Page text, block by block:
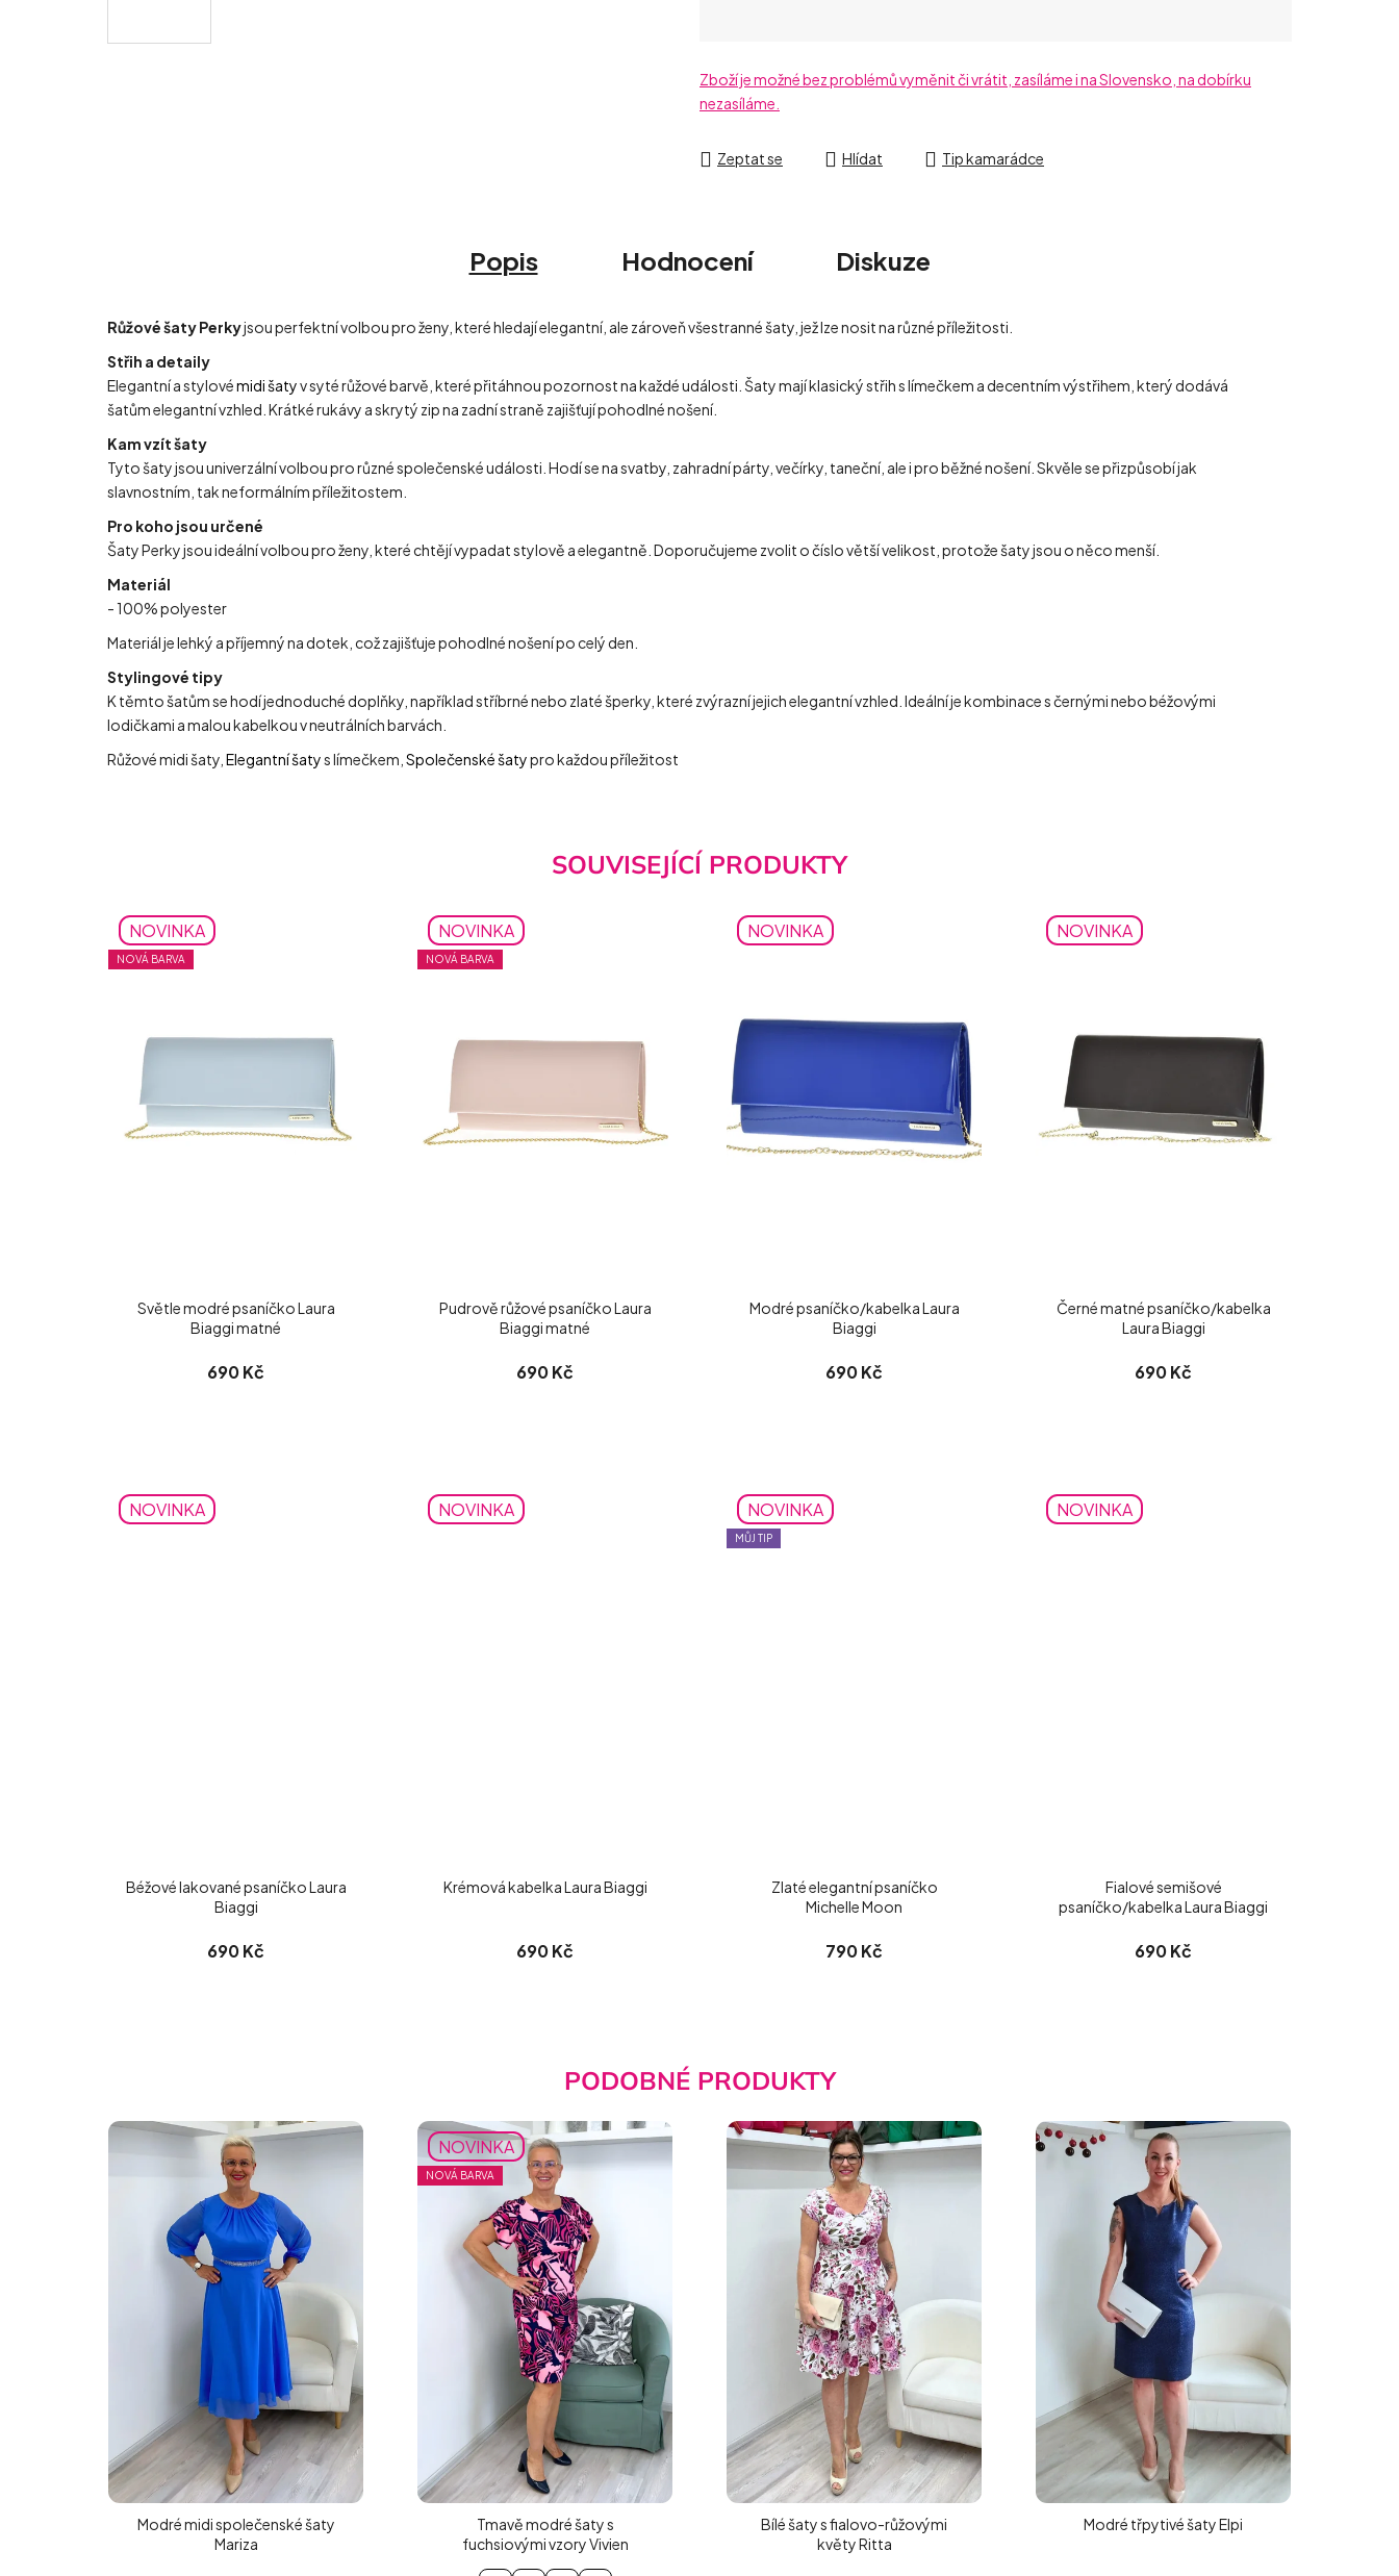
Zboží je možné bez problémů vyměnit či vrátit, zasíláme i na Slovensko, na dobírku
nezasíláme.
Zeptat se Hlídat Tip kamarádce
Popis Hodnocení Diskuze
Růžové šaty Perkyjsou perfektní volbou pro ženy, které hledají elegantní, ale zároveň všestranné šaty, jež lze nosit na různé příležitosti.
Střih a detaily
Elegantní a stylovémidi šatyv syté růžové barvě, které přitáhnou pozornost na každé události. Šaty mají klasický střih s límečkem a decentním výstřihem, který dodává
šatům elegantní vzhled. Krátké rukávy a skrytý zip na zadní straně zajišťují pohodlné nošení.
Kam vzít šaty
Tyto šaty jsou univerzální volbou pro různé společenské události. Hodí se na svatby, zahradní párty, večírky, taneční, ale i pro běžné nošení. Skvěle se přizpůsobí jak
slavnostním, tak neformálním příležitostem.
Pro koho jsou určené
Šaty Perky jsou ideální volbou pro ženy, které chtějí vypadat stylově a elegantně. Doporučujeme zvolit o číslo větší velikost, protože šaty jsou o něco menší.
Materiál
- 100% polyester
Materiál je lehký a příjemný na dotek, což zajišťuje pohodlné nošení po celý den.
Stylingové tipy
K těmto šatům se hodí jednoduché doplňky, například stříbrné nebo zlaté šperky, které zvýrazní jejich elegantní vzhled. Ideální je kombinace s černými nebo béžovými
lodičkami a malou kabelkou v neutrálních barvách.
Růžové midi šaty, Elegantní šatys límečkem, Společenské šatypro každou příležitost
SOUVISEJÍCÍ PRODUKTY
NOVINKA
NOVÁ BARVA
Světle modré psaníčko Laura
Biaggi matné
690 Kč
NOVINKA
NOVÁ BARVA
Pudrově růžové psaníčko Laura
Biaggi matné
690 Kč
NOVINKA
Modré psaníčko/kabelka Laura
Biaggi
690 Kč
NOVINKA
Černé matné psaníčko/kabelka
Laura Biaggi
690 Kč
NOVINKA
Béžové lakované psaníčko Laura
Biaggi
690 Kč
NOVINKA
Krémová kabelka Laura Biaggi
690 Kč
NOVINKA
MŮJ TIP
Zlaté elegantní psaníčko
Michelle Moon
790 Kč
NOVINKA
Fialové semišové
psaníčko/kabelka Laura Biaggi
690 Kč
PODOBNÉ PRODUKTY
Modré midi společenské šaty
Mariza
NOVINKA
NOVÁ BARVA
Tmavě modré šaty s
fuchsiovými vzory Vivien
Bílé šaty s fialovo-růžovými
květy Ritta
Modré třpytivé šaty Elpi